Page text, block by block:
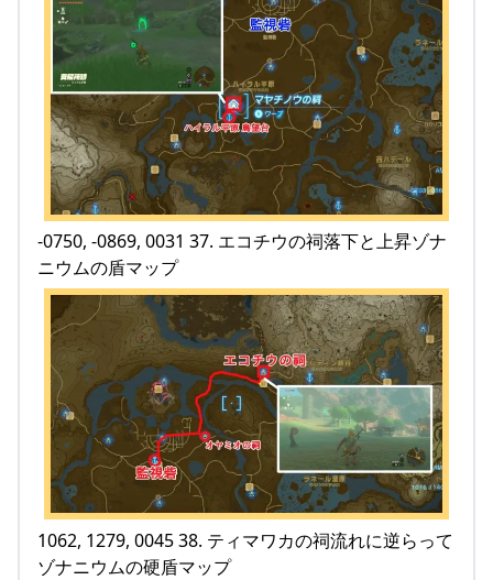
-0750, -0869, 0031 37. エコチウの祠落下と上昇ゾナ
ニウムの盾マップ
1062, 1279, 0045 38. ティマワカの祠流れに逆らって
ゾナニウムの硬盾マップ